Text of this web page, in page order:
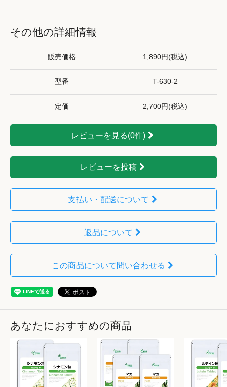
その他の詳細情報
販売価格 1,890円(税込)
型番 T-630-2
定価 2,700円(税込)
レビューを見る(0件)
レビューを投稿
支払い・配送について
返品について
この商品について問い合わせる
あなたにおすすめの商品